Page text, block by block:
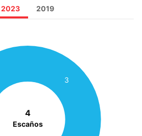
2023 2019
4
Escaños
3